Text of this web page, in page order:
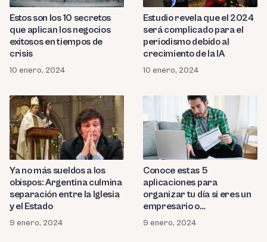
Estos son los 10 secretos
que aplican los negocios
exitosos en tiempos de
crisis
10 enero, 2024
Estudio revela que el 2024
será complicado para el
periodismo debido al
crecimiento de la IA
10 enero, 2024
Ya no más sueldos a los
obispos: Argentina culmina
separación entre la Iglesia
y el Estado
9 enero, 2024
Conoce estas 5
aplicaciones para
organizar tu día si eres un
empresario o
emprendedor
9 enero, 2024